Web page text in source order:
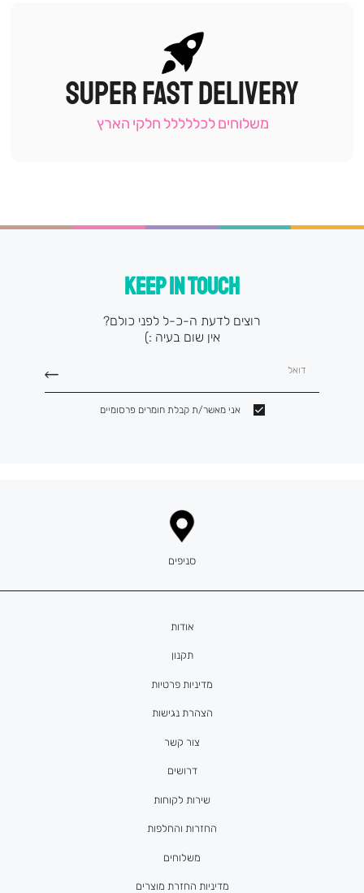
|
תומכי
-
SUPER FAST DELIVERY
משלוחים לכללללל חלקי הארץ
KEEP IN TOUCH
רוצים לדעת ה-כ-ל לפני כולם?
אין שום בעיה :)
דואל
אני מאשר/ת קבלת חומרים פרסומיים
אודות
תקנון
מדיניות פרטיות
הצהרת נגישות
צור קשר
דרושים
סניפים
שירות לקוחות
החזרות והחלפות
משלוחים
מדיניות החזרת מוצרים